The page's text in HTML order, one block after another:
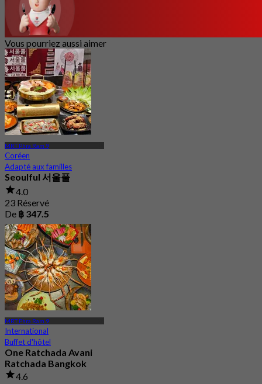
Vous pourriez aussi aimer
MRT Phra Ram 9
Coréen
Adapté aux familles
Seoulful 서울풀
4.0
23 Réservé
De ฿ 347.5
MRT Phra Ram 9
International
Buffet d'hôtel
One Ratchada Avani
Ratchada Bangkok
4.6